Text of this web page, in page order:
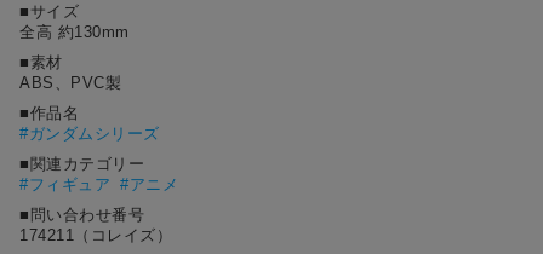
■サイズ
全高 約130mm
■素材
ABS、PVC製
■作品名
# ガンダムシリーズ
■関連カテゴリー
#フィギュア #アニメ
■問い合わせ番号
174211（コレイズ）